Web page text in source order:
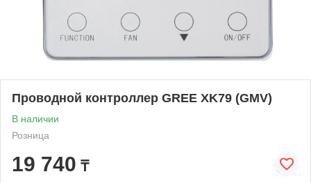
Проводной контроллер GREE XK79 (GMV)
В наличии
Розница
19 740 ₸